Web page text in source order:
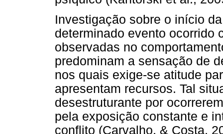
Investigação sobre o início
determinado evento ocorrido
observadas no
predominam a sensação de
nos quais exige-se atitude
apresentam recursos. Tal
desestruturante por
pela exposição constante e
conflito (Carvalho, & Costa,